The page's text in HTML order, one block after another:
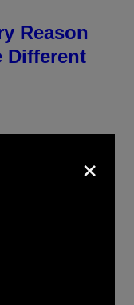
Reason
Different
×